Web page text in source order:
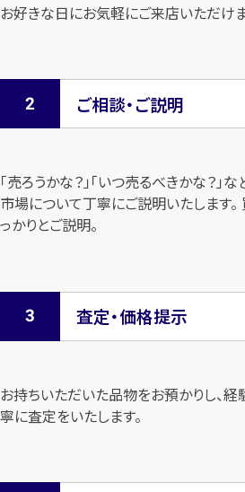
お好きな日にお気軽にご来店いただけま
ご相談・ご説明
「売ろうかな？」「いつ売るべきかな？
市場について丁寧にご説明いたします
っかりとご説明。
査定・価格提示
お持ちいただいた品物をお預かりし、
寧に査定をいたします。